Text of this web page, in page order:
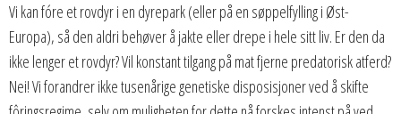
Vi kan fóre et rovdyr i en dyrepark (eller på en søppelfylling i Øst-
Europa), så den aldri behøver å jakte eller drepe i hele sitt liv. Er den da
ikke lenger et rovdyr? Vil konstant tilgang på mat fjerne predatorisk atferd?
Nei! Vi forandrer ikke tusenårige genetiske disposisjoner ved å skifte